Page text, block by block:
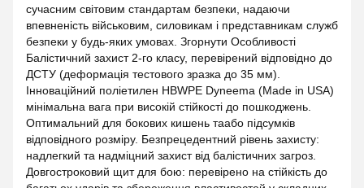
сучасним світовим стандартам безпеки, надаючи
впевненість військовим, силовикам і представникам служб
безпеки у будь-яких умовах. Згорнути Особливості
Балістичний захист 2-го класу, перевірений відповідно до
ДСТУ (деформація тестового зразка до 35 мм).
Інноваційний поліетилен HBWPE Dyneema (Made in USA)
мінімальна вага при високій стійкості до пошкоджень.
Оптимальний для бокових кишень таабо підсумків
відповідного розміру. Безпрецедентний рівень захисту:
надлегкий та надміцний захист від балістичних загроз.
Довгостроковий щит для бою: перевірено на стійкість до